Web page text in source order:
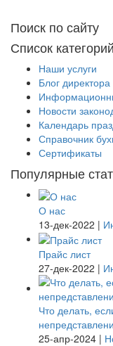
Поиск по сайту
Список категорий
Наши услуги
Блог директора
Новости
Календарь
Справочник
Сертификаты
Популярные
О нас
13-дек-2022 |
Прайс лист
27-дек-2022 |
Что делать,
25-апр-2024 |